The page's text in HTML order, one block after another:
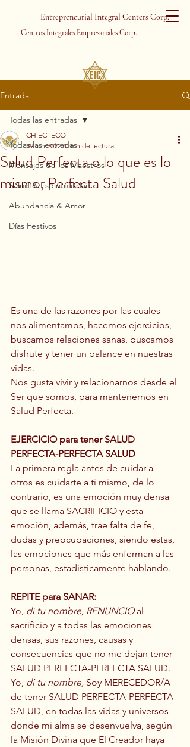
Entrepreneurial Integral Centers Corp.
Centros Integrales Empresariales Corp.
Entrada
Todas las entradas
Mensajes de los Maestros
Salud & Espiritualidad
Abundancia & Amor
Días Festivos
Todas las entradas
Salud Perfecta o lo que es lo
mismo, Perfecta Salud
CHIEC- ECO
29 jun 2022 4 min de lectura
Es una de las razones por las cuales
nos alimentamos, hacemos ejercicios,
buscamos relaciones sanas, buscamos
disfrute y tener un balance en nuestras
vidas.
Nos gusta vivir y relacionarnos desde el
Ser que somos, para mantenernos en
Salud Perfecta.
EJERCICIO para tener SALUD
PERFECTA-PERFECTA SALUD
La primera regla antes de cuidar a
otros es cuidarte a ti mismo, de lo
contrario, es una emoción muy densa
que se llama SACRIFICIO y esta
emoción, además, trae falta de fe,
dudas y preocupaciones, siendo estas,
las emociones que más enferman a las
personas, estadísticamente hablando.
REPITE para SANAR:
Yo, di tu nombre, RENUNCIO al
sacrificio y a todas las emociones
densas, sus razones, causas y
consecuencias que no me dejan tener
SALUD PERFECTA-PERFECTA SALUD.
Yo, di tu nombre, Soy MERECEDOR/A
de tener SALUD PERFECTA-PERFECTA
SALUD, en todas las vidas y universos
donde mi alma se desenvuelva, según
la Misión Divina que El Creador haya